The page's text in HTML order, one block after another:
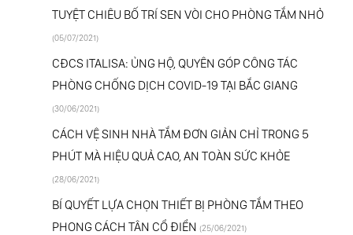
TUYỆT CHIÊU BỐ TRÍ SEN VÒI CHO PHÒNG TẮM NHỎ
(05/07/2021)
CĐCS ITALISA: ỦNG HỘ, QUYÊN GÓP CÔNG TÁC
PHÒNG CHỐNG DỊCH COVID-19 TẠI BẮC GIANG
(30/06/2021)
CÁCH VỆ SINH NHÀ TẮM ĐƠN GIẢN CHỈ TRONG 5
PHÚT MÀ HIỆU QUẢ CAO, AN TOÀN SỨC KHỎE
(28/06/2021)
BÍ QUYẾT LỰA CHỌN THIẾT BỊ PHÒNG TẮM THEO
PHONG CÁCH TÂN CỔ ĐIỂN (25/06/2021)